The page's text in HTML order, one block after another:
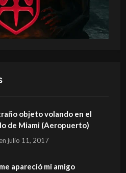
objeto volando en el
de Miami (Aeropuerto)
en julio 11, 2017
apareció mi amigo